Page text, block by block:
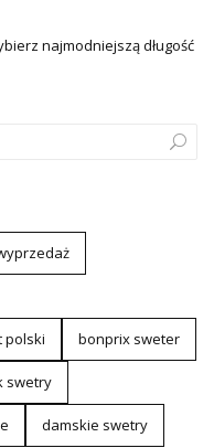
najmodniejszą długość
polski bonprix sweter
swetry
damskie swetry